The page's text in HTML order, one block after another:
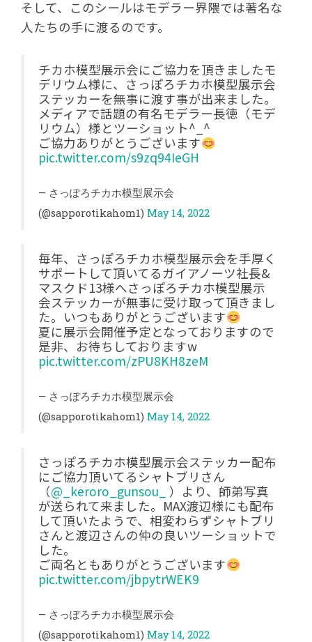
そして、このシールはモデラー界隈では著名な
人たちの手に渡るのです。
チカホ模型展示会にご協力を頂きましたモ
デリウム様に、さっぽろチカホ模型展示会
ステッカーを無事に渡す事が出来ました。
メディアで話題の有名モデラー長徳（モデ
リウム）様とツーショット^_^
ご協力ありがとうございます
pic.twitter.com/s9zq94IeGH
— さっぽろチカホ模型展示会
(@sapporotikahom1) May 14, 2022
毎年、さっぽろチカホ模型展示会を手厚く
サポートして頂いてるガイアノーツ社長&
マスクド13様へさっぽろチカホ模型展示
会ステッカーが無事に受け取って頂きまし
た。いつもありがとうございます
夏に展示会開催予定となっておりますので
是非、お待ちしておりますw
pic.twitter.com/zPU8KH8zeM
— さっぽろチカホ模型展示会
(@sapporotikahom1) May 14, 2022
さっぽろチカホ模型展示会ステッカー配布
にご協力頂いてるシャトブリさん
（@_keroro_gunsou_
）より、師弟写真
が送られて来ました。MAX渡辺様にも配布
して頂いたようで、相変わらずシャトブリ
さんと渡辺さんの仲の良いツーショットで
した。
ご両名ともありがとうございます
pic.twitter.com/jbpytrWEK9
— さっぽろチカホ模型展示会
(@sapporotikahom1) May 14, 2022